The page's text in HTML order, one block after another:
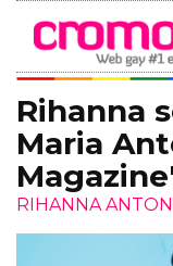
Rihanna
Maria
Magazine'
RIHANNA